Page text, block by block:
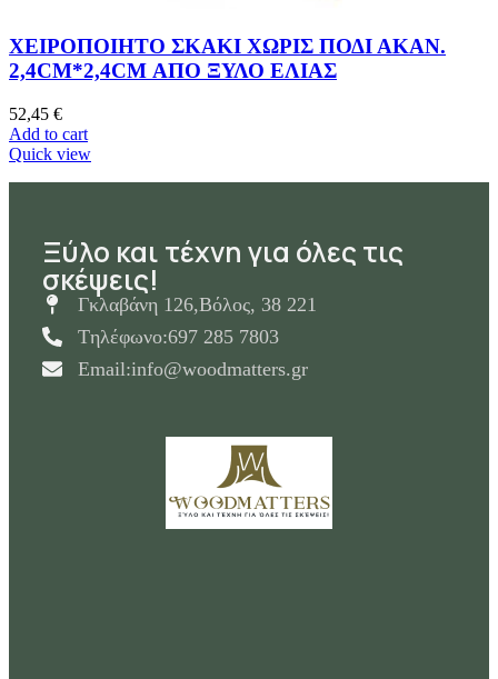
ΧΕΙΡΟΠΟΙΗΤΟ ΣΚΑΚΙ ΧΩΡΙΣ ΠΟΔΙ ΑΚΑΝ.
2,4CM*2,4CM ΑΠΟ ΞΥΛΟ ΕΛΙΑΣ
52,45 €
Add to cart
Quick view
Ξύλο και τέχνη για όλες τις
σκέψεις!
Γκλαβάνη 126,Βόλος, 38 221
Tηλέφωνο:697 285 7803
Email:info@woodmatters.gr